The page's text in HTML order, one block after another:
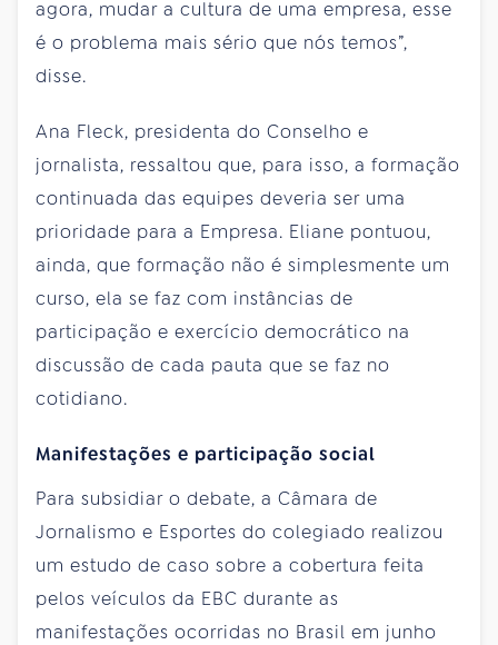
agora, mudar a cultura de uma empresa, esse
é o problema mais sério que nós temos”,
disse.
Ana Fleck, presidenta do Conselho e
jornalista, ressaltou que, para isso, a formação
continuada das equipes deveria ser uma
prioridade para a Empresa. Eliane pontuou,
ainda, que formação não é simplesmente um
curso, ela se faz com instâncias de
participação e exercício democrático na
discussão de cada pauta que se faz no
cotidiano.
Manifestações e participação social
Para subsidiar o debate, a Câmara de
Jornalismo e Esportes do colegiado realizou
um estudo de caso sobre a cobertura feita
pelos veículos da EBC durante as
manifestações ocorridas no Brasil em junho